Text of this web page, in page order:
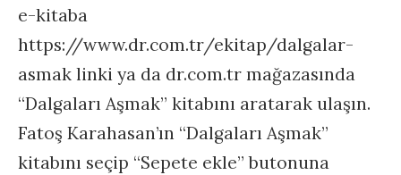
e-kitaba
https://www.dr.com.tr/ekitap/dalgalar-
asmak linki ya da dr.com.tr mağazasında
“Dalgaları Aşmak” kitabını aratarak ulaşın.
Fatoş Karahasan’ın “Dalgaları Aşmak”
kitabını seçip “Sepete ekle” butonuna